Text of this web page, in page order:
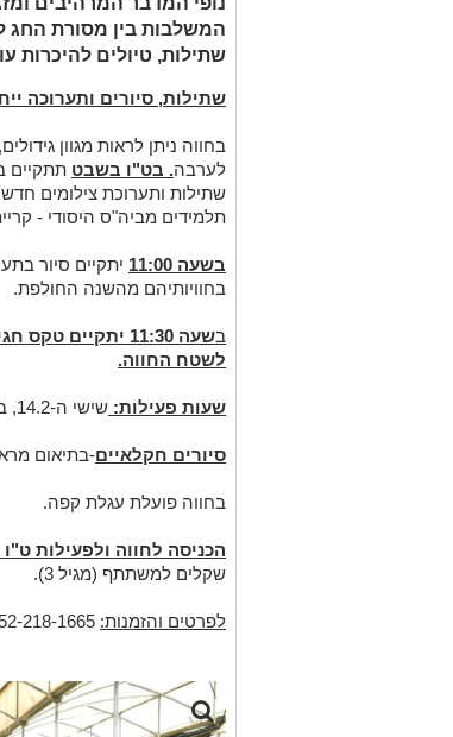
המשלבות בין מסורת החג
שתילות, טיולים להיכרות
שתילות, סיורים ותערוכה
בחווה ניתן לראות מגוון
לערבה. בט"ו בשבט תתקיים
שתילות ותערוכת צילומים
תלמידים מביה"ס היסודי -
בשעה 11:00
יתקיים סיור
בחוויותיהם מהשנה החולפת.
ב
שעה 11:30
לשטח החווה.
שעות פעילות: שישי ה-14.2, בין השעות 8:30-13:00
סיורים חקלאיים-בתיאום
בחווה פועלת עגלת קפה.
הכניסה לחווה ולפעילות
שקלים למשתתף (מגיל 3).
לפרטים והזמנות: